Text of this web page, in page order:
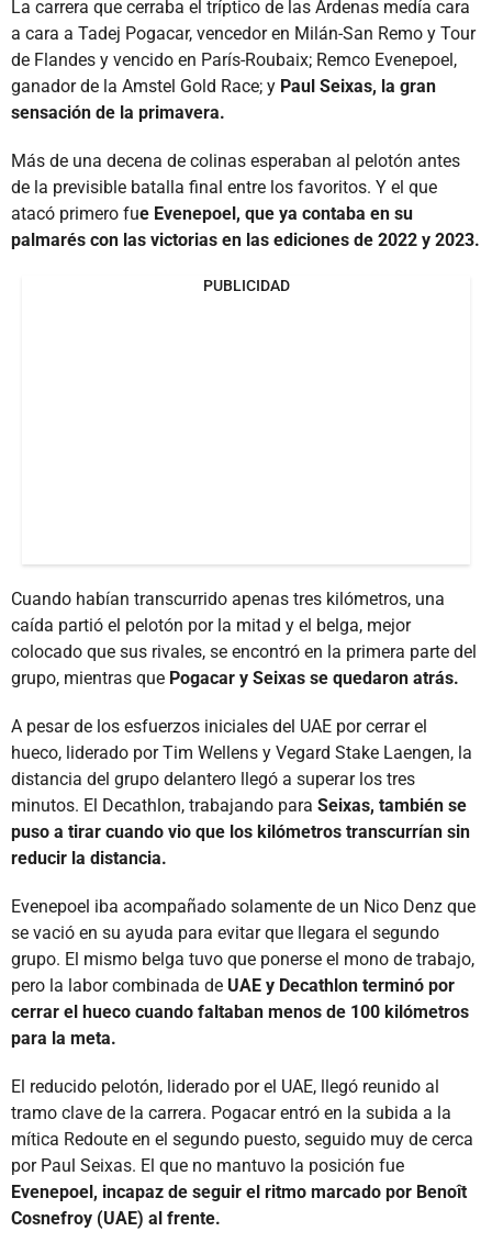
La carrera que cerraba el tríptico de las Ardenas medía cara
a cara a Tadej Pogacar, vencedor en Milán-San Remo y Tour
de Flandes y vencido en París-Roubaix; Remco Evenepoel,
ganador de la Amstel Gold Race; y Paul Seixas, la gran
sensación de la primavera.
Más de una decena de colinas esperaban al pelotón antes
de la previsible batalla final entre los favoritos. Y el que
atacó primero fue Evenepoel, que ya contaba en su
palmarés con las victorias en las ediciones de 2022 y 2023.
PUBLICIDAD
Cuando habían transcurrido apenas tres kilómetros, una
caída partió el pelotón por la mitad y el belga, mejor
colocado que sus rivales, se encontró en la primera parte del
grupo, mientras que Pogacar y Seixas se quedaron atrás.
A pesar de los esfuerzos iniciales del UAE por cerrar el
hueco, liderado por Tim Wellens y Vegard Stake Laengen, la
distancia del grupo delantero llegó a superar los tres
minutos. El Decathlon, trabajando para Seixas, también se
puso a tirar cuando vio que los kilómetros transcurrían sin
reducir la distancia.
Evenepoel iba acompañado solamente de un Nico Denz que
se vació en su ayuda para evitar que llegara el segundo
grupo. El mismo belga tuvo que ponerse el mono de trabajo,
pero la labor combinada de UAE y Decathlon terminó por
cerrar el hueco cuando faltaban menos de 100 kilómetros
para la meta.
El reducido pelotón, liderado por el UAE, llegó reunido al
tramo clave de la carrera. Pogacar entró en la subida a la
mítica Redoute en el segundo puesto, seguido muy de cerca
por Paul Seixas. El que no mantuvo la posición fue
Evenepoel, incapaz de seguir el ritmo marcado por Benoît
Cosnefroy (UAE) al frente.